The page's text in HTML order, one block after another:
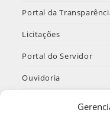
Portal da
Licitações
Portal do Servidor
Ouvidoria